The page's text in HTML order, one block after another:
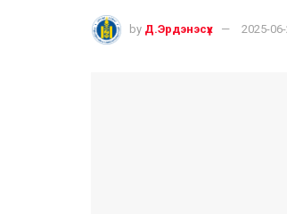
by Д.Эрдэнэсүх 2025-